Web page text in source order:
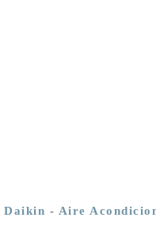
Daikin - Aire